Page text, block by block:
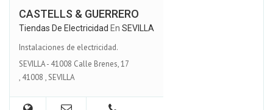
CASTELLS & GUERRERO
Tiendas De Electricidad En SEVILLA
Instalaciones de electricidad.
SEVILLA - 41008 Calle Brenes, 17
, 41008 ,SEVILLA